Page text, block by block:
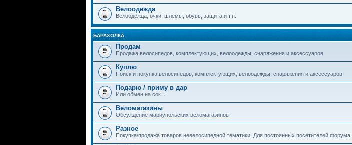
Велоодежда
Велоодежда, очки, шлемы, обувь, защита и т.п.
БАРАХОЛКА
Продам
Продажа велосипедов, комплектующих, велоодежды, снаряжения и аксессуаров
Куплю
Поиск и покупка велосипедов, комплектующих, велоодежды, снаряжения и аксессуаров
Подарю / приму в дар
Или обмен на сок...
Веломагазины
Обсуждение мариупольских веломагазинов
Разное
Покупка/продажа товаров невелосипедной тематики. Для постоянных посетителей форума